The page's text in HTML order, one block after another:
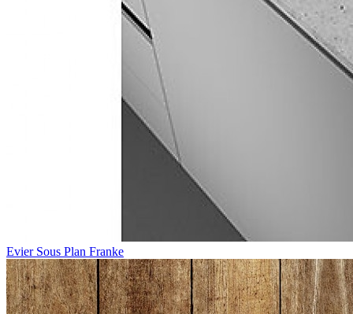
Evier Sous Plan Franke